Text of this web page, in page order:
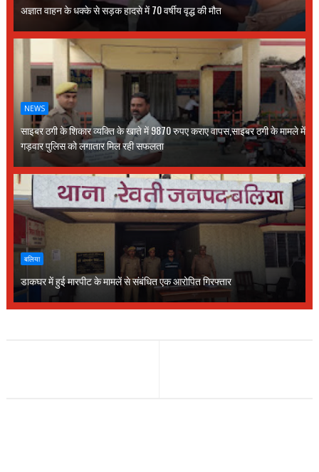
अज्ञात वाहन के धक्के से सड़क हादसे में 70 वर्षीय वृद्ध की मौत
NEWS
साइबर ठगी के शिकार व्यक्ति के खाते में 9870 रुपए कराए वापस,साइबर ठगी के मामले में
गड़वार पुलिस को लगातार मिल रही सफलता
बलिया
डाकघर में हुई मारपीट के मामलें से संबंधित एक आरोपित गिरफ्तार